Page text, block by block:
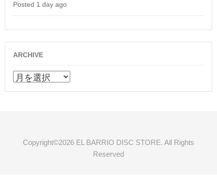
Posted 1 day ago
ARCHIVE
ARCHIVE
Copyright©2026 EL BARRIO DISC STORE. All Rights
Reserved